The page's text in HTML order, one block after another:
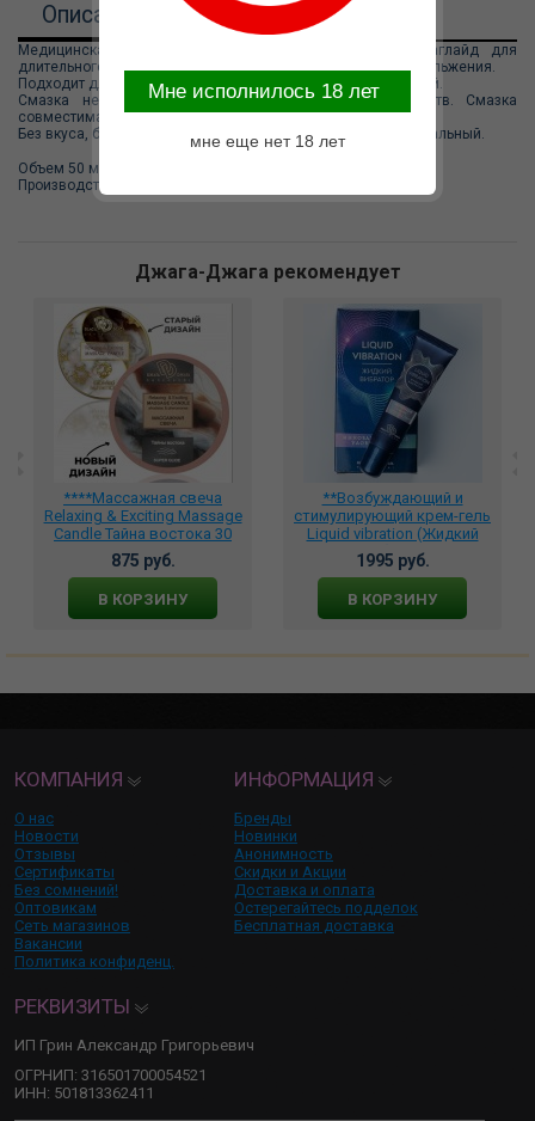
Описание
Медицинская кристально прозрачная гель-смазка Акваглайд для
длительного увлажнения с долговременным эффектом скольжения.
Подходит для чувствительной кожи, легко смывается водой.
Смазка не содержит жира, противозачаточных веществ. Смазка
совместима с презервативами и интим-игрушками.
Без вкуса, без запаха. Одобрена дермотологами. PH - нейтральный.
Объем 50 мл.
Производство Германия.
Джага-Джага рекомендует
****Массажная свеча
Relaxing & Exciting Massage
Candle Тайна востока 30
мл., BMN-0073
875 руб.
В КОРЗИНУ
**Возбуждающий и
стимулирующий крем-гель
Liquid vibration (Жидкий
Вибратор) на водной
основе 15 гр., BMN-0101
1995 руб.
В КОРЗИНУ
КОМПАНИЯ
О нас
Новости
Отзывы
Сертификаты
Без сомнений!
Оптовикам
Сеть магазинов
Вакансии
Политика конфиденц.
ИНФОРМАЦИЯ
Бренды
Новинки
Анонимность
Скидки и Акции
Доставка и оплата
Остерегайтесь подделок
Бесплатная доставка
РЕКВИЗИТЫ
ИП Грин Александр Григорьевич
ОГРНИП: 316501700054521
ИНН: 501813362411
Mне исполнилось 18 лет
мне еще нет 18 лет